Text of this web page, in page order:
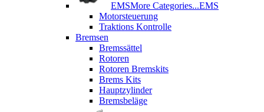
EMSMore Categories...EMS
Motorsteuerung
Traktions Kontrolle
Bremsen
Bremssättel
Rotoren
Rotoren Bremskits
Brems Kits
Hauptzylinder
Bremsbeläge